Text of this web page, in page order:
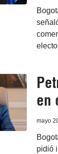
en
mayo
pidió